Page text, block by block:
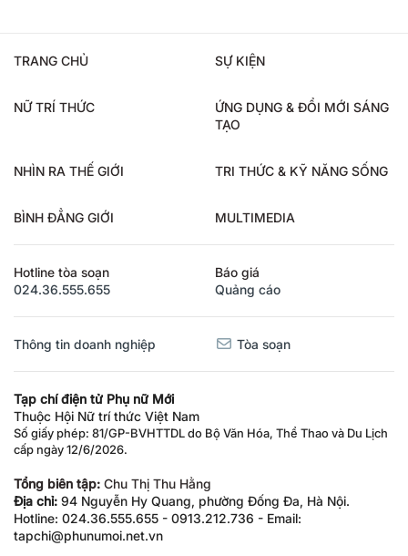
TRANG CHỦ SỰ KIỆN
NỮ TRÍ THỨC
ỨNG DỤNG & ĐỔI MỚI SÁNG
TẠO
NHÌN RA THẾ GIỚI TRI THỨC & KỸ NĂNG SỐNG
BÌNH ĐẲNG GIỚI MULTIMEDIA
Hotline tòa soạn
024.36.555.655
Báo giá
Quảng cáo
Thông tin doanh nghiệp Tòa soạn
Tạp chí điện tử Phụ nữ Mới
Thuộc Hội Nữ trí thức Việt Nam
Số giấy phép: 81/GP-BVHTTDL do Bộ Văn Hóa, Thể Thao và Du Lịch
cấp ngày 12/6/2026.
Tổng biên tập: Chu Thị Thu Hằng
Địa chỉ: 94 Nguyễn Hy Quang, phường Đống Đa, Hà Nội.
Hotline: 024.36.555.655 - 0913.212.736 - Email:
tapchi@phunumoi.net.vn